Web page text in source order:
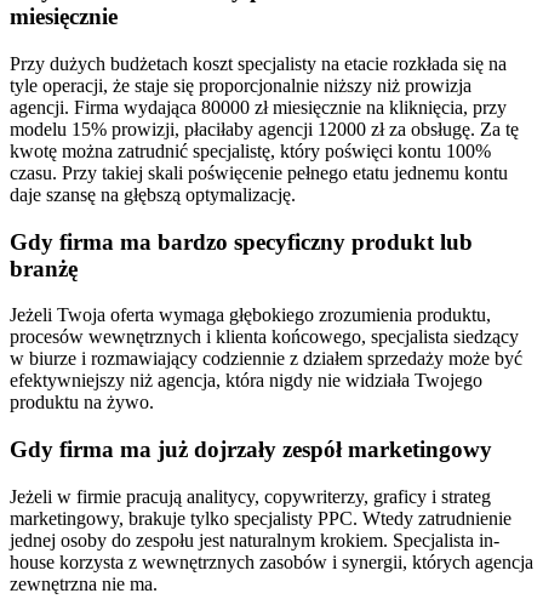
miesięcznie
Przy dużych budżetach koszt specjalisty na etacie rozkłada się na
tyle operacji, że staje się proporcjonalnie niższy niż prowizja
agencji. Firma wydająca 80000 zł miesięcznie na kliknięcia, przy
modelu 15% prowizji, płaciłaby agencji 12000 zł za obsługę. Za tę
kwotę można zatrudnić specjalistę, który poświęci kontu 100%
czasu. Przy takiej skali poświęcenie pełnego etatu jednemu kontu
daje szansę na głębszą optymalizację.
Gdy firma ma bardzo specyficzny produkt lub
branżę
Jeżeli Twoja oferta wymaga głębokiego zrozumienia produktu,
procesów wewnętrznych i klienta końcowego, specjalista siedzący
w biurze i rozmawiający codziennie z działem sprzedaży może być
efektywniejszy niż agencja, która nigdy nie widziała Twojego
produktu na żywo.
Gdy firma ma już dojrzały zespół marketingowy
Jeżeli w firmie pracują analitycy, copywriterzy, graficy i strateg
marketingowy, brakuje tylko specjalisty PPC. Wtedy zatrudnienie
jednej osoby do zespołu jest naturalnym krokiem. Specjalista in-
house korzysta z wewnętrznych zasobów i synergii, których agencja
zewnętrzna nie ma.